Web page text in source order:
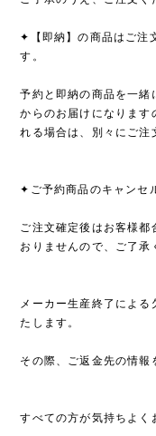
✦【即納】の商品はご注
す。
予約と即納の商品を一緒
からのお届けになります
れる場合は、別々にご注
✦ご予約商品のキャンセ
ご注文確定後はお客様
おりませんので、ご了承
メーカー生産終了によ
たします。
その際、ご返金先の情報
すべての方が気持ちよく